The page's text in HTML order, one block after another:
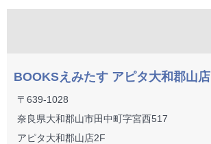
BOOKSえみたす アピタ大和郡山店
〒639-1028
奈良県大和郡山市田中町字宮西517
アピタ大和郡山店2F